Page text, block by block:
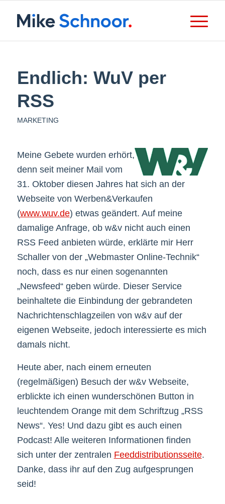
Endlich: WuV per
RSS
MARKETING
Meine Gebete wurden erhört,
denn seit meiner Mail vom
31. Oktober diesen Jahres hat sich an der
Webseite von Werben&Verkaufen
(www.wuv.de) etwas geändert. Auf meine
damalige Anfrage, ob w&v nicht auch einen
RSS Feed anbieten würde, erklärte mir Herr
Schaller von der „Webmaster Online-Technik“
noch, dass es nur einen sogenannten
„Newsfeed“ geben würde. Dieser Service
beinhaltete die Einbindung der gebrandeten
Nachrichtenschlagzeilen von w&v auf der
eigenen Webseite, jedoch interessierte es mich
damals nicht.
Heute aber, nach einem erneuten
(regelmäßigen) Besuch der w&v Webseite,
erblickte ich einen wunderschönen Button in
leuchtendem Orange mit dem Schriftzug „RSS
News“. Yes! Und dazu gibt es auch einen
Podcast! Alle weiteren Informationen finden
sich unter der zentralen Feeddistributionsseite.
Danke, dass ihr auf den Zug aufgesprungen
seid!